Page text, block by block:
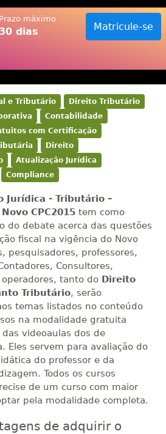
Prazo máximo
30 dias Matricule-se
e Tributário
Direito Tributário
Contabilidade
com Certificação
Direito
Atualização Jurídica
Compliance
Jurídica - Tributário –
CPC2015 tem como
do debate acerca das questões
fiscal na vigência do Novo
pesquisadores, professores,
Consultores,
tanto do Direito
Tributário, serão
temas listados no conteúdo
na modalidade gratuita
videoaulas dos de
Eles servem para avaliação do
do professor e da
Todos os cursos
de um curso com maior
pela modalidade completa.
de adquirir o